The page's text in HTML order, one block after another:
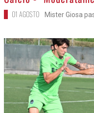
01 AGOSTO Mister Giosa